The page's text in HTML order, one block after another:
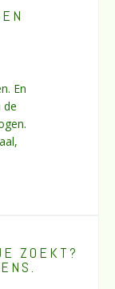
En
de
ZOEKT?